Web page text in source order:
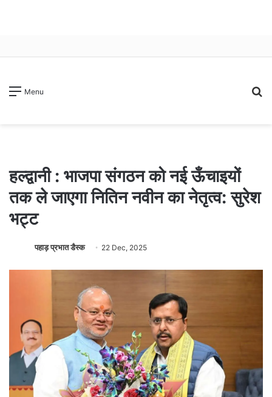
Menu
हल्द्वानी : भाजपा संगठन को नई ऊँचाइयों
तक ले जाएगा नितिन नवीन का नेतृत्व: सुरेश
भट्ट
पहाड़ प्रभात डैस्क 22 Dec, 2025